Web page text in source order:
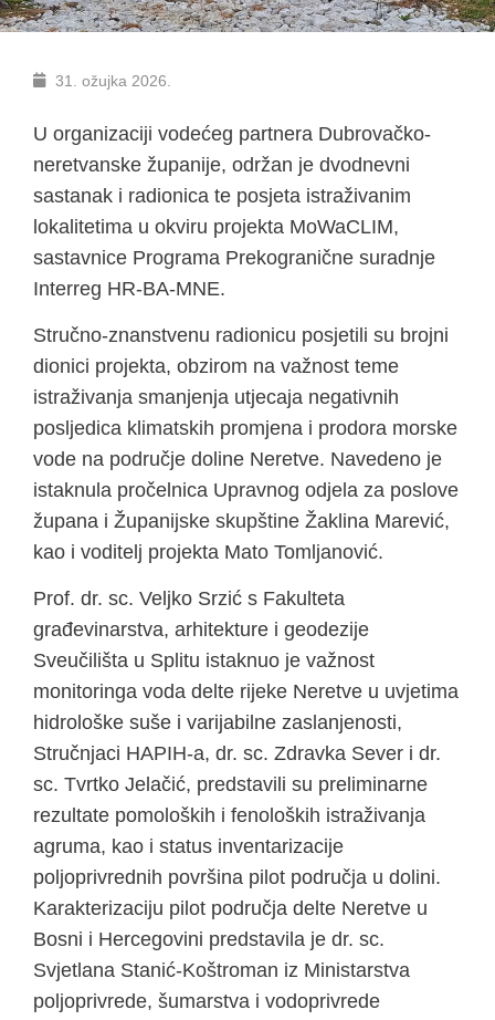
31. ožujka 2026.
U organizaciji vodećeg partnera Dubrovačko-
neretvanske županije, održan je dvodnevni
sastanak i radionica te posjeta istraživanim
lokalitetima u okviru projekta MoWaCLIM,
sastavnice Programa Prekogranične suradnje
Interreg HR-BA-MNE.
Stručno-znanstvenu radionicu posjetili su brojni
dionici projekta, obzirom na važnost teme
istraživanja smanjenja utjecaja negativnih
posljedica klimatskih promjena i prodora morske
vode na područje doline Neretve. Navedeno je
istaknula pročelnica Upravnog odjela za poslove
župana i Županijske skupštine Žaklina Marević,
kao i voditelj projekta Mato Tomljanović.
Prof. dr. sc. Veljko Srzić s Fakulteta
građevinarstva, arhitekture i geodezije
Sveučilišta u Splitu istaknuo je važnost
monitoringa voda delte rijeke Neretve u uvjetima
hidrološke suše i varijabilne zaslanjenosti,
Stručnjaci HAPIH-a, dr. sc. Zdravka Sever i dr.
sc. Tvrtko Jelačić, predstavili su preliminarne
rezultate pomoloških i fenoloških istraživanja
agruma, kao i status inventarizacije
poljoprivrednih površina pilot područja u dolini.
Karakterizaciju pilot područja delte Neretve u
Bosni i Hercegovini predstavila je dr. sc.
Svjetlana Stanić-Koštroman iz Ministarstva
poljoprivrede, šumarstva i vodoprivrede